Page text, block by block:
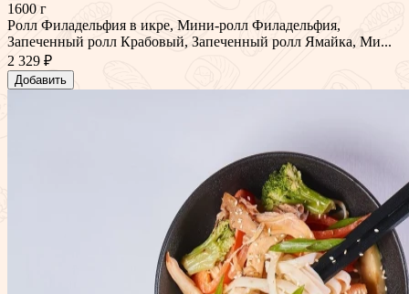
1600 г
Ролл Филадельфия в икре, Мини-ролл Филадельфия,
Запеченный ролл Крабовый, Запеченный ролл Ямайка, Ми...
2 329 ₽
Добавить